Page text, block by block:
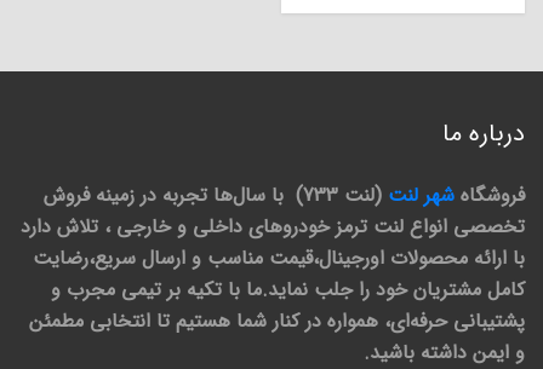
درباره ما
فروشگاه شهر لنت
(لنت 733) با سال‌ها تجربه در زمینه فروش
تخصصی انواع لنت ترمز خودروهای داخلی و خارجی ، تلاش دارد
با ارائه محصولات اورجینال،قیمت مناسب و ارسال سریع،رضایت
کامل مشتریان خود را جلب نماید.ما با تکیه بر تیمی مجرب و
پشتیبانی حرفه‌ای، همواره در کنار شما هستیم تا انتخابی مطمئن
و ایمن داشته باشید.